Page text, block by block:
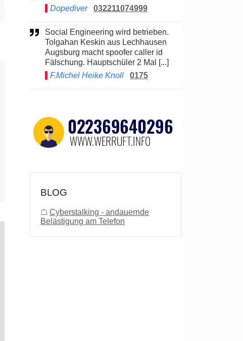
Dopediver
032211074999
Social Engineering wird betrieben.
Tolgahan Keskin aus Lechhausen
Augsburg macht spoofer caller id
Fälschung. Hauptschüler 2 Mal [...]
F.Michel Heike Knoll
0175
BLOG
☖ Cyberstalking - andauernde
Belästigung am Telefon